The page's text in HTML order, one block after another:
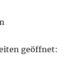
geöffnet: